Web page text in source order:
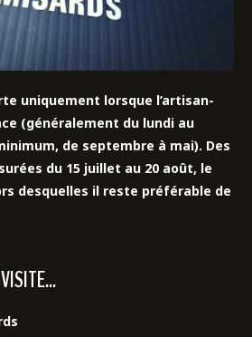
uniquement lorsque l’artisan-
(généralement du lundi au
de septembre à mai). Des
du 15 juillet au 20 août, le
desquelles il reste préférable de